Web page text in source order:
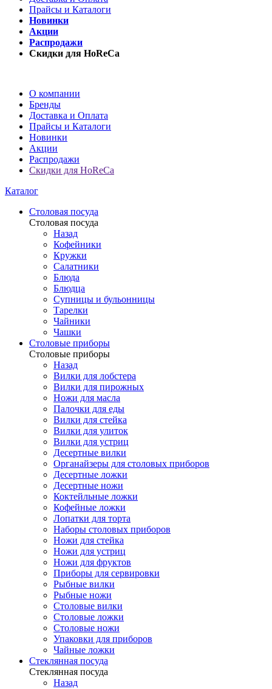
Прайсы и Каталоги
Новинки
Акции
Распродажи
Скидки для HoReCa
О компании
Бренды
Доставка и Оплата
Прайсы и Каталоги
Новинки
Акции
Распродажи
Скидки для HoReCa
Каталог
Столовая посуда
Столовая посуда
Назад
Кофейники
Кружки
Салатники
Блюда
Блюдца
Супницы и бульонницы
Тарелки
Чайники
Чашки
Cтоловые приборы
Cтоловые приборы
Назад
Вилки для лобстера
Вилки для пирожных
Ножи для масла
Палочки для еды
Вилки для стейка
Вилки для улиток
Вилки для устриц
Десертные вилки
Органайзеры для столовых приборов
Десертные ложки
Десертные ножи
Коктейльные ложки
Кофейные ложки
Лопатки для торта
Наборы столовых приборов
Ножи для стейка
Ножи для устриц
Ножи для фруктов
Приборы для сервировки
Рыбные вилки
Рыбные ножи
Столовые вилки
Столовые ложки
Столовые ножи
Упаковки для приборов
Чайные ложки
Стеклянная посуда
Стеклянная посуда
Назад